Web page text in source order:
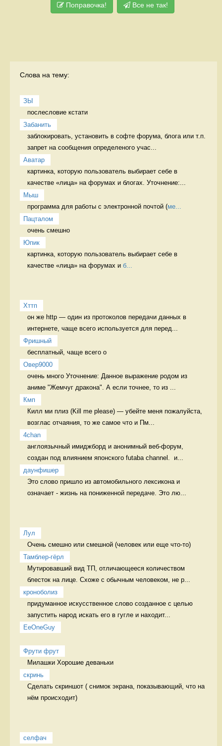
Поправочка! Все не так!
Слова на тему:
ЗЫ
послесловие кстати
Забанить
заблокировать, установить в софте форума, блога или т.п.
запрет на сообщения определеного учас...
Аватар
картинка, которую пользователь выбирает себе в
качестве «лица» на форумах и блогах. Уточнение:...
Мыш
программа для работы с электронной почтой (ме...
Пацталом
очень смешно
Юпик
картинка, которую пользователь выбирает себе в
качестве «лица» на форумах и б...
Хттп
он же http — один из протоколов передачи данных в
интернете, чаще всего используется для перед...
Фришный
бесплатный, чаще всего о
Овер9000
очень много Уточнение: Данное выражение родом из
аниме "Жемчуг дракона". А если точнее, то из ...
Кмп
Килл ми плиз (Kill me please) — убейте меня пожалуйста,
возглас отчаяния, то же самое что и Пм...
4chan
англоязычный имиджборд и анонимный веб-форум,
создан под влиянием японского futaba channel.  и...
даунфишер
Это слово пришло из автомобильного лексикона и
означает - жизнь на пониженной передаче. Это лю...
Лул
Очень смешно или смешной (человек или еще что-то)
Тамблер-гёрл
Мутировавший вид ТП, отличающееся количеством
блесток на лице. Схоже с обычным человеком, не р...
кроноболиз
придуманное искусственное слово созданное с целью
запустить народ искать его в гугле и находит...
EeOneGuy
Фрути фрут
Милашки Хорошие деваньки
скринь
Сделать скриншот ( снимок экрана, показывающий, что на
нём происходит)
селфач